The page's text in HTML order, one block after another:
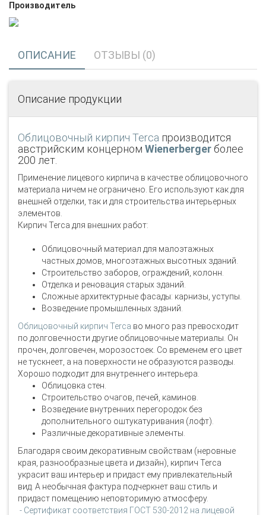
Производитель
ОПИСАНИЕ ОТЗЫВЫ (0)
Описание продукции
Облицовочный кирпич Terca производится
австрийским концерном Wienerberger более
200 лет.
Применение лицевого кирпича в качестве облицовочного
материала ничем не ограничено. Его используют как для
внешней отделки, так и для строительства интерьерных
элементов.
Кирпич Terca для внешних работ:
Облицовочный материал для малоэтажных
частных домов, многоэтажных высотных зданий.
Строительство заборов, ограждений, колонн.
Отделка и реновация старых зданий.
Сложные архитектурные фасады: карнизы, уступы.
Возведение промышленных зданий.
Облицовочный кирпич Terca во много раз превосходит
по долговечности другие облицовочные материалы. Он
прочен, долговечен, морозостоек. Со временем его цвет
не тускнеет, а на поверхности не образуются разводы.
Хорошо подходит для внутреннего интерьера.
Облицовка стен.
Строительство очагов, печей, каминов.
Возведение внутренних перегородок без
дополнительного оштукатуривания (лофт).
Различные декоративные элементы.
Благодаря своим декоративным свойствам (неровные
края, разнообразные цвета и дизайн), кирпич Terca
украсит ваш интерьер и придаст ему привлекательный
вид. А необычная фактура подчеркнет ваш стиль и
придаст помещению неповторимую атмосферу.
- Сертификат соответствия ГОСТ 530-2012 на лицевой